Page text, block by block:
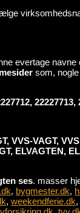
evertage navne
som,
22227713,
VVS-VAGT,
ELVAGTEN,
ses. masser
, bygmester.dk,
, weekendferie.dk,